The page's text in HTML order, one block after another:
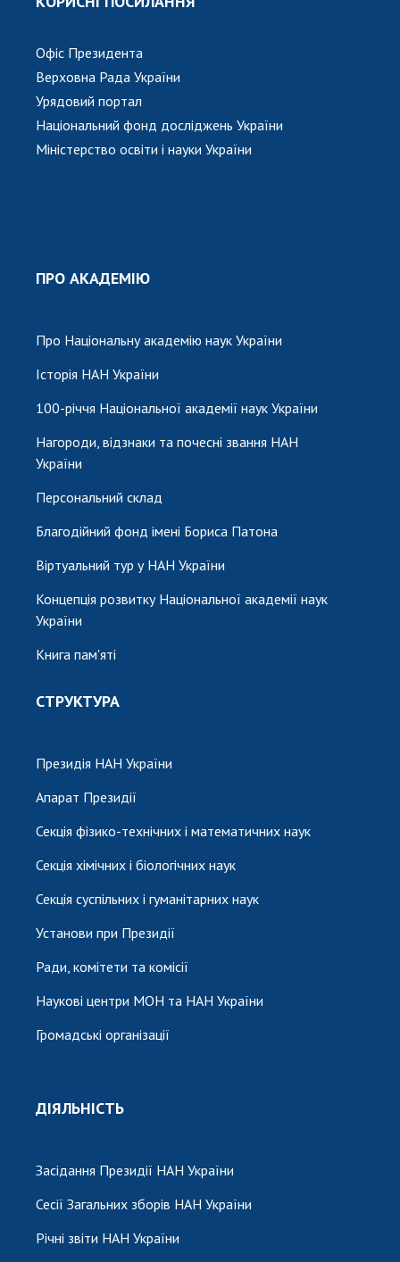
Офіс Президента
Верховна Рада України
Урядовий портал
Національний фонд досліджень України
Міністерство освіти і науки України
ПРО АКАДЕМІЮ
Про Національну академію наук України
Історія НАН України
100-річчя Національної академії наук України
Нагороди, відзнаки та почесні звання НАН
України
Персональний склад
Благодійний фонд імені Бориса Патона
Віртуальний тур у НАН України
Концепція розвитку Національної академії наук
України
Книга пам'яті
СТРУКТУРА
Президія НАН України
Апарат Президії
Секція фізико-технічних і математичних наук
Секція хімічних і біологічних наук
Секція суспільних і гуманітарних наук
Установи при Президії
Ради, комітети та комісії
Наукові центри МОН та НАН України
Громадські організації
ДІЯЛЬНІСТЬ
Засідання Президії НАН України
Сесії Загальних зборів НАН України
Річні звіти НАН України